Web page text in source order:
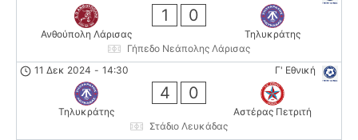
Ανθούπολη Λάρισας
1 0
Τηλυκράτης
Γήπεδο Νεάπολης Λάρισας
Γ' Εθνική
11 Δεκ 2024 - 14:30
Τηλυκράτης
4 0
Αστέρας Πετριτή
Στάδιο Λευκάδας